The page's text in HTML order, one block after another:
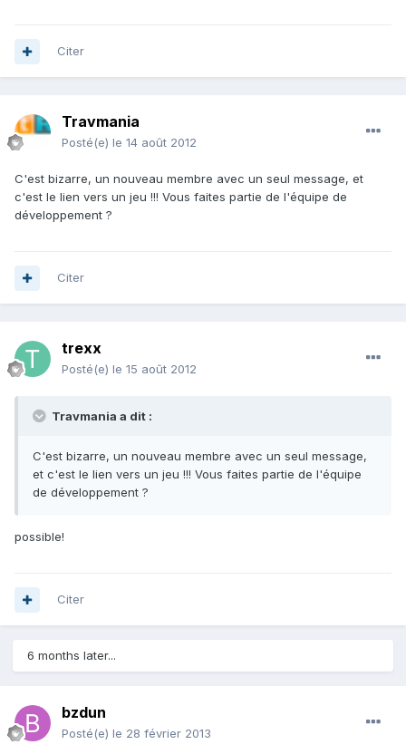
Citer
Travmania
Posté(e) le 14 août 2012
C'est bizarre, un nouveau membre avec un seul message, et
c'est le lien vers un jeu !!! Vous faites partie de l'équipe de
développement ?
Citer
trexx
Posté(e) le 15 août 2012
Travmania a dit :
C'est bizarre, un nouveau membre avec un seul message,
et c'est le lien vers un jeu !!! Vous faites partie de l'équipe
de développement ?
possible!
Citer
6 months later...
bzdun
Posté(e) le 28 février 2013